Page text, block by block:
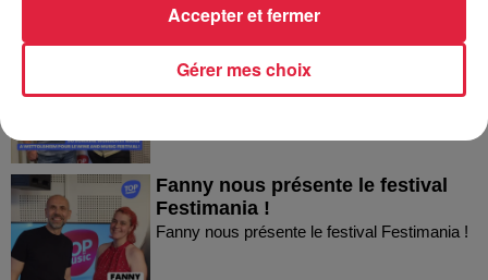
Mann à Wettolsheim !
Thierry du Domaine Wunsch et Mann à
Fanny nous présente le festival
Festimania !
Fanny nous présente le festival Festimania !
Gérer mes choix
Accepter et fermer